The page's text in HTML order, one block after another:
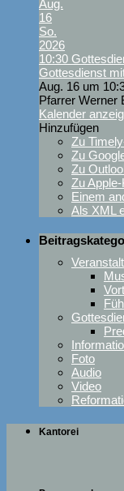
Aug.
16
So.
2026
10:30
Gottesdienst
Aug. 16 um
Pfarrer Werner
Kalender
Hinzufügen
Zu
Zu
Zu
Zu
Einem
Als XML
Foto
Audio
Video
Kantorei